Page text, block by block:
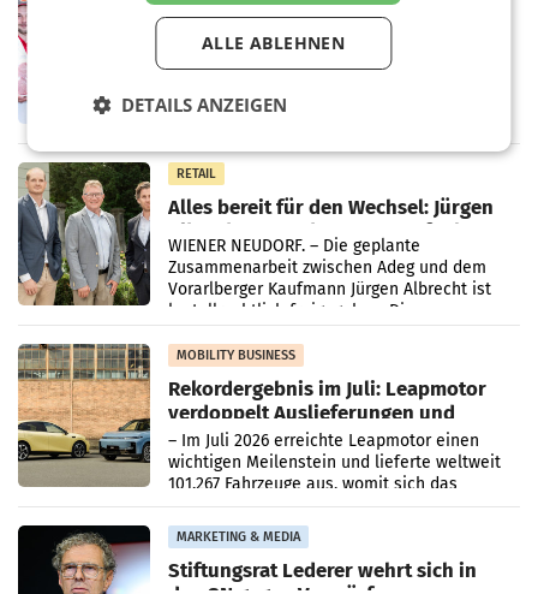
Penny modernisiert zwei Filialen in
Ober- und Niederösterreich
WIENER NEUDORF. – Im Rahmen einer
erneuert Penny zwei Filialen in Nieder- und
in Haag sowie im rund
RETAIL
Alles bereit für den Wechsel: Jürgen
Albrecht setzt ab 1.1.2027 auf Adeg
WIENER NEUDORF. – Die geplante
Zusammenarbeit zwischen Adeg und dem
Vorarlberger Kaufmann Jürgen Albrecht ist
kartellrechtlich freigegeben: Die
Bundeswettbewerbsbehörde und der
Bundeskartellanwalt
MOBILITY BUSINESS
Rekordergebnis im Juli: Leapmotor
verdoppelt Auslieferungen und
überschreitet die 100.000er-Marke
– Im Juli 2026 erreichte Leapmotor einen
wichtigen Meilenstein und lieferte weltweit
101.267 Fahrzeuge aus, womit sich das
Ergebnis gegenüber Juli 2025 mehr als
verdoppelte (+102
MARKETING & MEDIA
Stiftungsrat Lederer wehrt sich in
ALLE ABLEHNEN
DETAILS ANZEIGEN